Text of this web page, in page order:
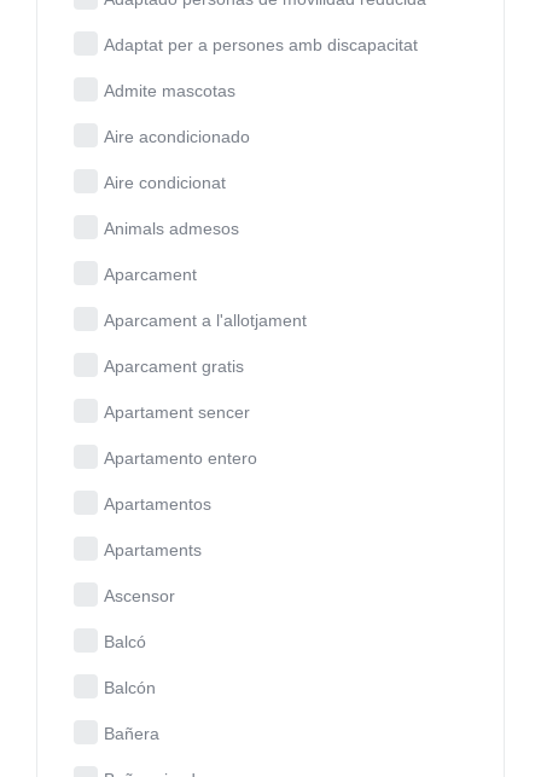
Adaptat per a persones amb discapacitat
Admite mascotas
Aire acondicionado
Aire condicionat
Animals admesos
Aparcament
Aparcament a l'allotjament
Aparcament gratis
Apartament sencer
Apartamento entero
Apartamentos
Apartaments
Ascensor
Balcó
Balcón
Bañera